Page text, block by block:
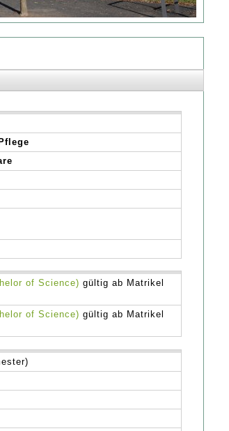
of Science) gültig ab Matrikel
of Science) gültig ab Matrikel